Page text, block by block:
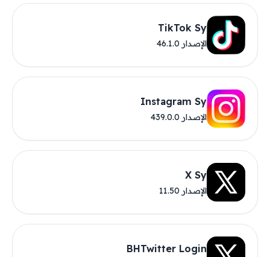
TikTok Sy
الإصدار 46.1.0
Instagram Sy
الإصدار 439.0.0
X Sy
الإصدار 11.50
BHTwitter Login